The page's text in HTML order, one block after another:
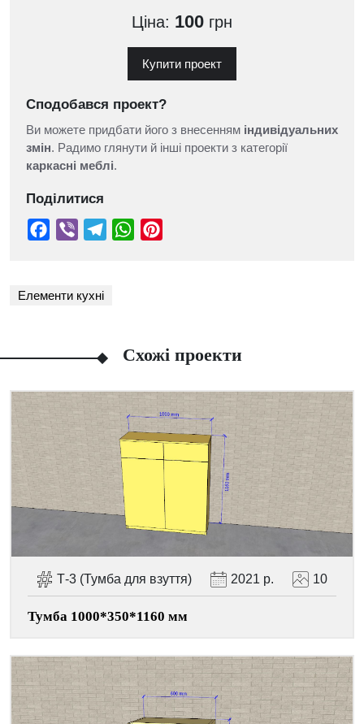
Ціна: 100 грн
Купити проект
Сподобався проект?
Ви можете придбати його з внесенням індивідуальних
змін. Радимо глянути й інші проекти з категорії
каркасні меблі.
Поділитися
Facebook TelegramWhatsAppPinterest
Елементи кухні
Схожі проекти
Т-3 (Тумба для взуття) 2021 р. 10
Тумба 1000*350*1160 мм